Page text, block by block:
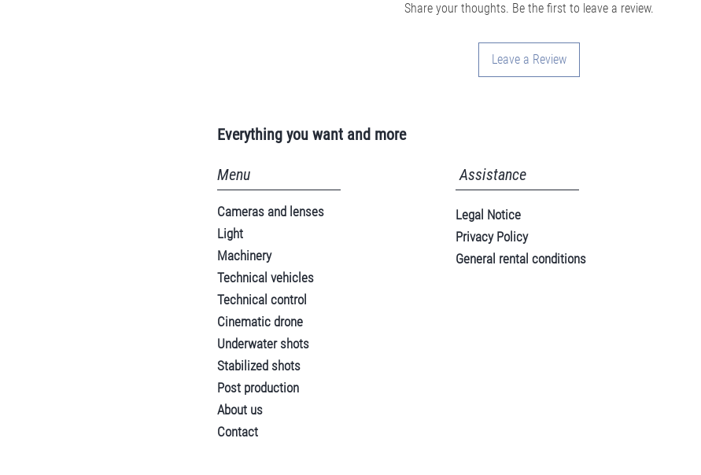
Share your thoughts. Be the first to leave a review.
Leave a Review
Everything you want and more
Menu Assistance
Cameras and lenses
Light
Machinery
Technical vehicles
Technical control
Cinematic drone
Underwater shots
Stabilized shots
Post production
About us
Contact
Legal Notice
Privacy Policy
General rental conditions